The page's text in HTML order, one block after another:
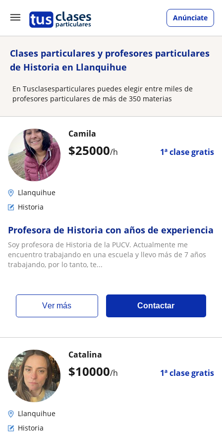
Anúnciate
Clases particulares y profesores particulares
de Historia en Llanquihue
En Tusclasesparticulares puedes elegir entre miles de
profesores particulares de más de 350 materias
$25000/h 1ª clase gratis
Camila
Llanquihue
Historia
Profesora de Historia con años de experiencia
Soy profesora de Historia de la PUCV. Actualmente me
encuentro trabajando en una escuela y llevo más de 7 años
trabajando, por lo tanto, te...
ver más Contactar
$10000/h 1ª clase gratis
Catalina
Llanquihue
Historia